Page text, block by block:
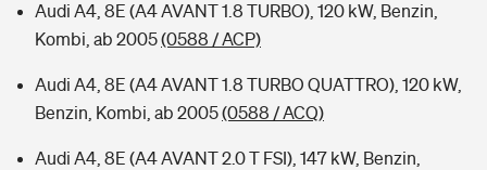
Audi A4, 8E (A4 AVANT 1.8 TURBO), 120 kW, Benzin,
Kombi, ab 2005(0588 / ACP)
Audi A4, 8E (A4 AVANT 1.8 TURBO QUATTRO), 120 kW,
Benzin, Kombi, ab 2005(0588 / ACQ)
Audi A4, 8E (A4 AVANT 2.0 T FSI), 147 kW, Benzin,